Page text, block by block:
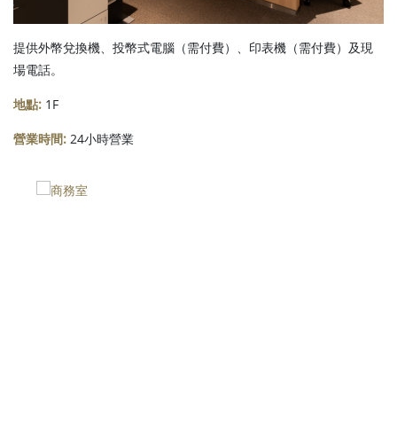
提供外幣兌換機、投幣式電腦（需付費）、印表機（需付費）及現
場電話。
地點: 1F
營業時間: 24小時營業